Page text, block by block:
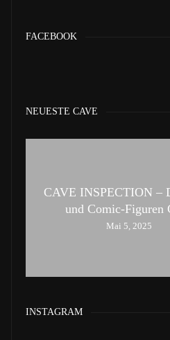
FACEBOOK
NEUESTE CAVE
CAVE INSPECTION –
und Comic-Figuren
Mai 5, 2025
INSTAGRAM